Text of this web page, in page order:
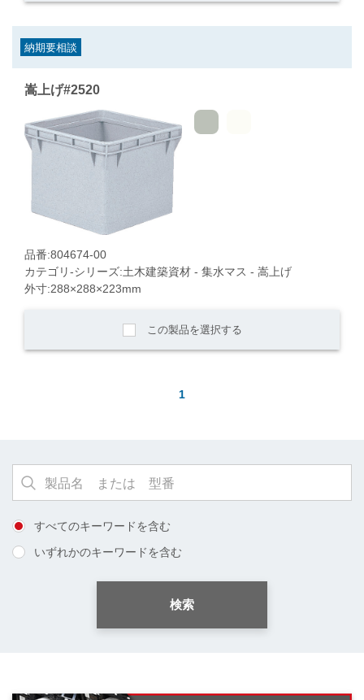
納期要相談
嵩上げ#2520
品番:804674-00
カテゴリ-シリーズ:土木建築資材 - 集水マス - 嵩上げ
外寸:288×288×223mm
この製品を選択する
1
すべてのキーワードを含む
いずれかのキーワードを含む